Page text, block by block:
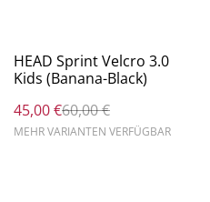
%
HEAD Sprint Velcro 3.0
Kids (Banana-Black)
45,00 €60,00 €
MEHR VARIANTEN VERFÜGBAR